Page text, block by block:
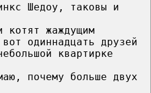
Шедоу, таковы и
котят жаждущим
одиннадцать друзей
квартирке
почему больше двух